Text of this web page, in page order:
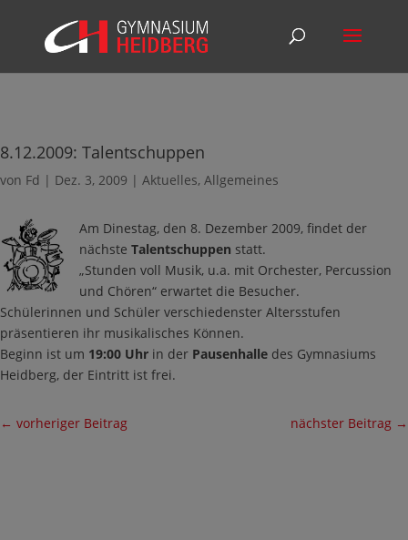
8.12.2009: Talentschuppen
von Fd | Dez. 3, 2009 | Aktuelles, Allgemeines
Am Dinestag, den 8. Dezember 2009, findet der
nächste Talentschuppen statt.
„Stunden voll Musik, u.a. mit Orchester, Percussion
und Chören“ erwartet die Besucher.
Schülerinnen und Schüler verschiedenster Altersstufen
präsentieren ihr musikalisches Können.
Beginn ist um 19:00 Uhr in der Pausenhalle des Gymnasiums
Heidberg, der Eintritt ist frei.
← vorheriger Beitrag nächster Beitrag →